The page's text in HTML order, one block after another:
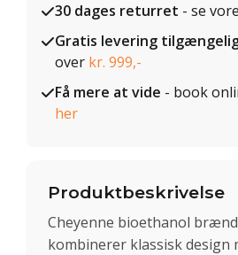
30 dages returret - se
Gratis levering
over kr. 999,-
Få mere at vide - book
her
Produktbeskrivelse
Cheyenne bioethanol
kombinerer klassisk design